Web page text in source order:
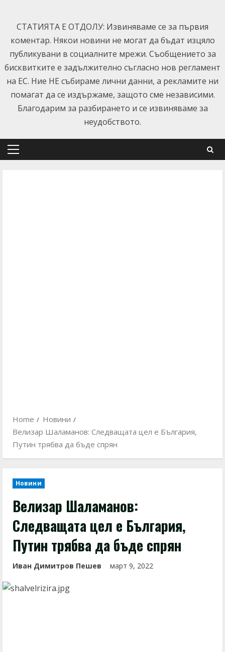
content
СТАТИЯТА Е ОТДОЛУ: Извиняваме се за първия
коментар. Някои новини не могат да бъдат изцяло
публикувани в социалните мрежи. Съобщението за
бисквитките е задължително съгласно нов регламент
на ЕС. Ние НЕ събираме лични данни, а рекламите ни
помагат да се издържаме, защото сме независими.
Благодарим за разбирането и се извиняваме за
неудобството.
Primary
Home
Новини
Велизар Шаламанов: Следващата цел е България,
Путин трябва да бъде спрян
Новини
Велизар Шаламанов:
Следващата цел е България,
Путин трябва да бъде спрян
Иван Димитров Пешев март 9, 2022